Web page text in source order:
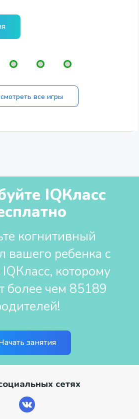
все игры
IQКласс
когнитивный
вашего ребенка с
которому
более чем 85189
занятия
сетях